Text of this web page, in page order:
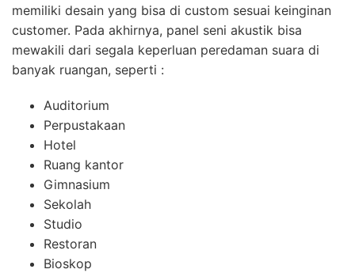
memiliki desain yang bisa di custom sesuai keinginan
customer. Pada akhirnya, panel seni akustik bisa
mewakili dari segala keperluan peredaman suara di
banyak ruangan, seperti :
Auditorium
Perpustakaan
Hotel
Ruang kantor
Gimnasium
Sekolah
Studio
Restoran
Bioskop